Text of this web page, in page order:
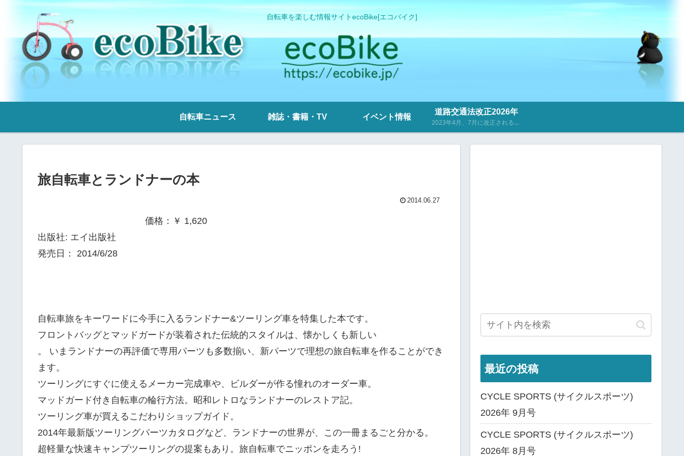
自転車を楽しむ情報サイトecoBike[エコバイク]
自転車ニュース 雑誌・書籍・TV イベント情報
道路交通法改正2026年
2023年4月、7月に改正される道路交通法に関するニュース・記事を掲載しています。
旅自転車とランドナーの本
2014.06.27
価格：￥ 1,620
出版社: エイ出版社
発売日： 2014/6/28
自転車旅をキーワードに今手に入るランドナー&ツーリング車を特集した本です。
フロントバッグとマッドガードが装着された伝統的スタイルは、懐かしくも新しい
。 いまランドナーの再評価で専用パーツも多数揃い、新パーツで理想の旅自転車を作ることができ
ます。
ツーリングにすぐに使えるメーカー完成車や、ビルダーが作る憧れのオーダー車。
マッドガード付き自転車の輪行方法。昭和レトロなランドナーのレストア記。
ツーリング車が買えるこだわりショップガイド。
2014年最新版ツーリングパーツカタログなど、ランドナーの世界が、この一冊まるごと分かる。
超軽量な快速キャンプツーリングの提案もあり。旅自転車でニッポンを走ろう!
最近の投稿
CYCLE SPORTS (サイクルスポーツ)
2026年 9月号
CYCLE SPORTS (サイクルスポーツ)
2026年 8月号